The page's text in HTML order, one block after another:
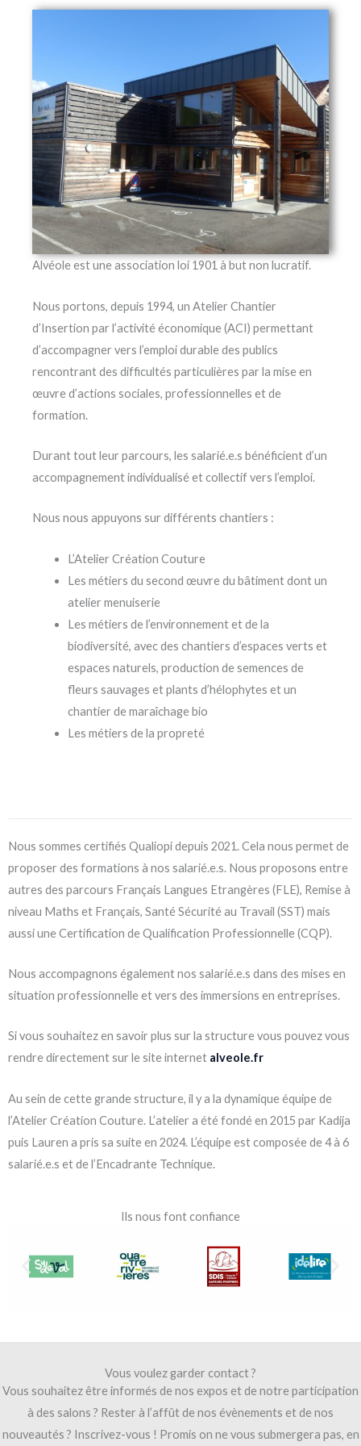
Alvéole est une association loi 1901 à but non lucratif.
Nous portons, depuis 1994, un Atelier Chantier
d’Insertion par l’activité économique (ACI) permettant
d’accompagner vers l’emploi durable des publics
rencontrant des difficultés particulières par la mise en
œuvre d’actions sociales, professionnelles et de
formation.
Durant tout leur parcours, les salarié.e.s bénéficient d’un
accompagnement individualisé et collectif vers l’emploi.
Nous nous appuyons sur différents chantiers :
L’Atelier Création Couture
Les métiers du second œuvre du bâtiment dont un
atelier menuiserie
Les métiers de l’environnement et de la
biodiversité, avec des chantiers d’espaces verts et
espaces naturels, production de semences de
fleurs sauvages et plants d’hélophytes et un
chantier de maraîchage bio
Les métiers de la propreté
Nous sommes certifiés Qualiopi depuis 2021. Cela nous permet de
proposer des formations à nos salarié.e.s. Nous proposons entre
autres des parcours Français Langues Etrangères (FLE), Remise à
niveau Maths et Français, Santé Sécurité au Travail (SST) mais
aussi une Certification de Qualification Professionnelle (CQP).
Nous accompagnons également nos salarié.e.s dans des mises en
situation professionnelle et vers des immersions en entreprises.
Si vous souhaitez en savoir plus sur la structure vous pouvez vous
rendre directement sur le site internet alveole.fr
Au sein de cette grande structure, il y a la dynamique équipe de
l’Atelier Création Couture. L’atelier a été fondé en 2015 par Kadija
puis Lauren a pris sa suite en 2024. L’équipe est composée de 4 à 6
salarié.e.s et de l’Encadrante Technique.
Ils nous font confiance
Vous voulez garder contact ?
Vous souhaitez être informés de nos expos et de notre participation
à des salons ? Rester à l’affût de nos évènements et de nos
nouveautés ? Inscrivez-vous ! Promis on ne vous submergera pas, en